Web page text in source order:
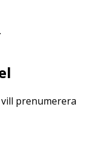
prenumerera